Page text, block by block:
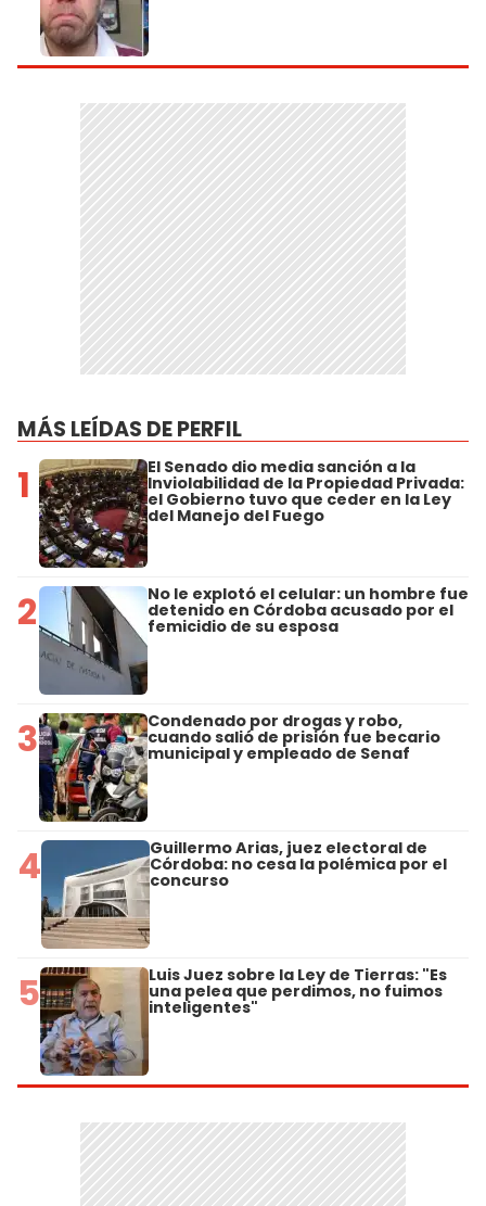
MÁS LEÍDAS DE PERFIL
1 El Senado dio media sanción a la
Inviolabilidad de la Propiedad Privada:
el Gobierno tuvo que ceder en la Ley
del Manejo del Fuego
2 No le explotó el celular: un hombre fue
detenido en Córdoba acusado por el
femicidio de su esposa
3 Condenado por drogas y robo,
cuando salió de prisión fue becario
municipal y empleado de Senaf
4 Guillermo Arias, juez electoral de
Córdoba: no cesa la polémica por el
concurso
5 Luis Juez sobre la Ley de Tierras: "Es
una pelea que perdimos, no fuimos
inteligentes"